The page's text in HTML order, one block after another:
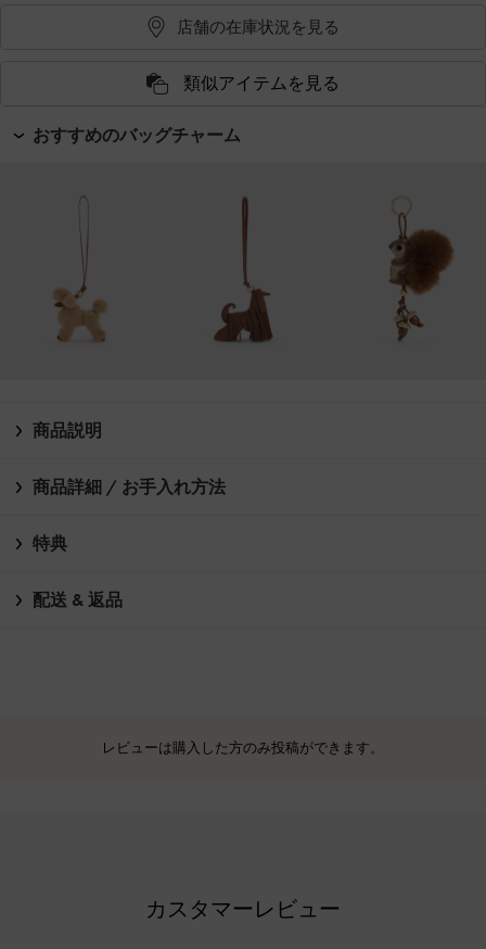
店舗の在庫状況を見る
類似アイテムを見る
おすすめのバッグチャーム
商品説明
商品詳細 / お手入れ方法
特典
配送 & 返品
レビューは購入した方のみ投稿ができます。
カスタマーレビュー